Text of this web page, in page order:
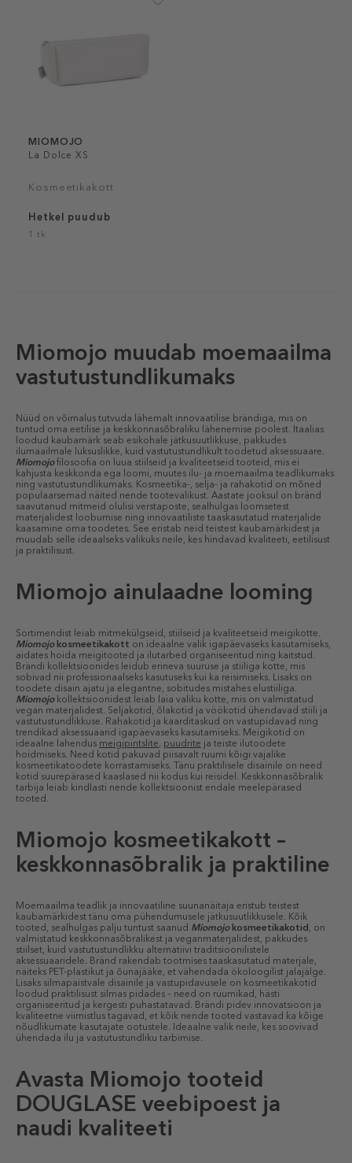
MIOMOJO
La Dolce XS
Kosmeetikakott
Hetkel puudub
1 tk
Miomojo muudab moemaailma
vastutustundlikumaks
Nüüd on võimalus tutvuda lähemalt innovaatilise brändiga, mis on
tuntud oma eetilise ja keskkonnasõbraliku lähenemise poolest. Itaalias
loodud kaubamärk seab esikohale jätkusuutlikkuse, pakkudes
ilumaailmale luksuslikke, kuid vastutustundlikult toodetud aksessuaare.
Miomojofilosoofia on luua stiilseid ja kvaliteetseid tooteid, mis ei
kahjusta keskkonda ega loomi, muutes ilu- ja moemaailma teadlikumaks
ning vastutustundlikumaks. Kosmeetika-, selja- ja rahakotid on mõned
populaarsemad näited nende tootevalikust. Aastate jooksul on bränd
saavutanud mitmeid olulisi verstaposte, sealhulgas loomsetest
materjalidest loobumise ning innovaatiliste taaskasutatud materjalide
kaasamine oma toodetes. See eristab neid teistest kaubamärkidest ja
muudab selle ideaalseks valikuks neile, kes hindavad kvaliteeti, eetilisust
ja praktilisust.
Miomojo ainulaadne looming
Sortimendist leiab mitmekülgseid, stiilseid ja kvaliteetseid meigikotte.
Miomojokosmeetikakott on ideaalne valik igapäevaseks kasutamiseks,
aidates hoida meigitooted ja ilutarbed organiseeritud ning kaitstud.
Brändi kollektsioonides leidub erineva suuruse ja stiiliga kotte, mis
sobivad nii professionaalseks kasutuseks kui ka reisimiseks. Lisaks on
toodete disain ajatu ja elegantne, sobitudes mistahes elustiiliga.
Miomojokollektsioonidest leiab laia valiku kotte, mis on valmistatud
vegan materjalidest. Seljakotid, õlakotid ja vöökotid ühendavad stiili ja
vastutustundlikkuse. Rahakotid ja kaarditaskud on vastupidavad ning
trendikad aksessuaarid igapäevaseks kasutamiseks. Meigikotid on
ideaalne lahendus meigipintslite, puudrite ja teiste ilutoodete
hoidmiseks. Need kotid pakuvad piisavalt ruumi kõigi vajalike
kosmeetikatoodete korrastamiseks. Tänu praktilisele disainile on need
kotid suurepärased kaaslased nii kodus kui reisidel. Keskkonnasõbralik
tarbija leiab kindlasti nende kollektsioonist endale meelepärased
tooted.
Miomojo kosmeetikakott –
keskkonnasõbralik ja praktiline
Moemaailma teadlik ja innovaatiline suunanäitaja eristub teistest
kaubamärkidest tänu oma pühendumusele jätkusuutlikkusele. Kõik
tooted, sealhulgas palju tuntust saanud Miomojokosmeetikakotid , on
valmistatud keskkonnasõbralikest ja veganmaterjalidest, pakkudes
stiilset, kuid vastutustundlikku alternatiivi traditsioonilistele
aksessuaaridele. Bränd rakendab tootmises taaskasutatud materjale,
näiteks PET-plastikut ja õunajääke, et vähendada ökoloogilist jalajälge.
Lisaks silmapaistvale disainile ja vastupidavusele on kosmeetikakotid
loodud praktilisust silmas pidades – need on ruumikad, hästi
organiseeritud ja kergesti puhastatavad. Brändi pidev innovatsioon ja
kvaliteetne viimistlus tagavad, et kõik nende tooted vastavad ka kõige
nõudlikumate kasutajate ootustele. Ideaalne valik neile, kes soovivad
ühendada ilu ja vastutustundliku tarbimise.
Avasta Miomojo tooteid
DOUGLASE veebipoest ja
naudi kvaliteeti